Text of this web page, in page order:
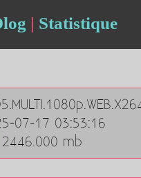
| Statistique
07-17 03:53:16
2446.000 mb